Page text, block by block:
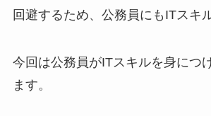
回避するため、公務員にもITスキ
今回は公務員がITスキルを身につ
ます。